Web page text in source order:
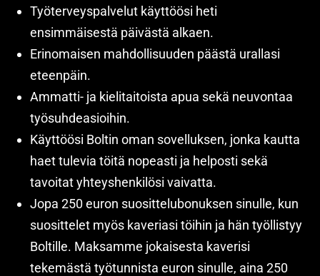
Työterveyspalvelut käyttöösi heti
ensimmäisestä päivästä alkaen.
Erinomaisen mahdollisuuden päästä urallasi
eteenpäin.
Ammatti- ja kielitaitoista apua sekä neuvontaa
työsuhdeasioihin.
Käyttöösi Boltin oman sovelluksen, jonka kautta
haet tulevia töitä nopeasti ja helposti sekä
tavoitat yhteyshenkilösi vaivatta.
Jopa 250 euron suosittelubonuksen sinulle, kun
suosittelet myös kaveriasi töihin ja hän työllistyy
Boltille. Maksamme jokaisesta kaverisi
tekemästä työtunnista euron sinulle, aina 250